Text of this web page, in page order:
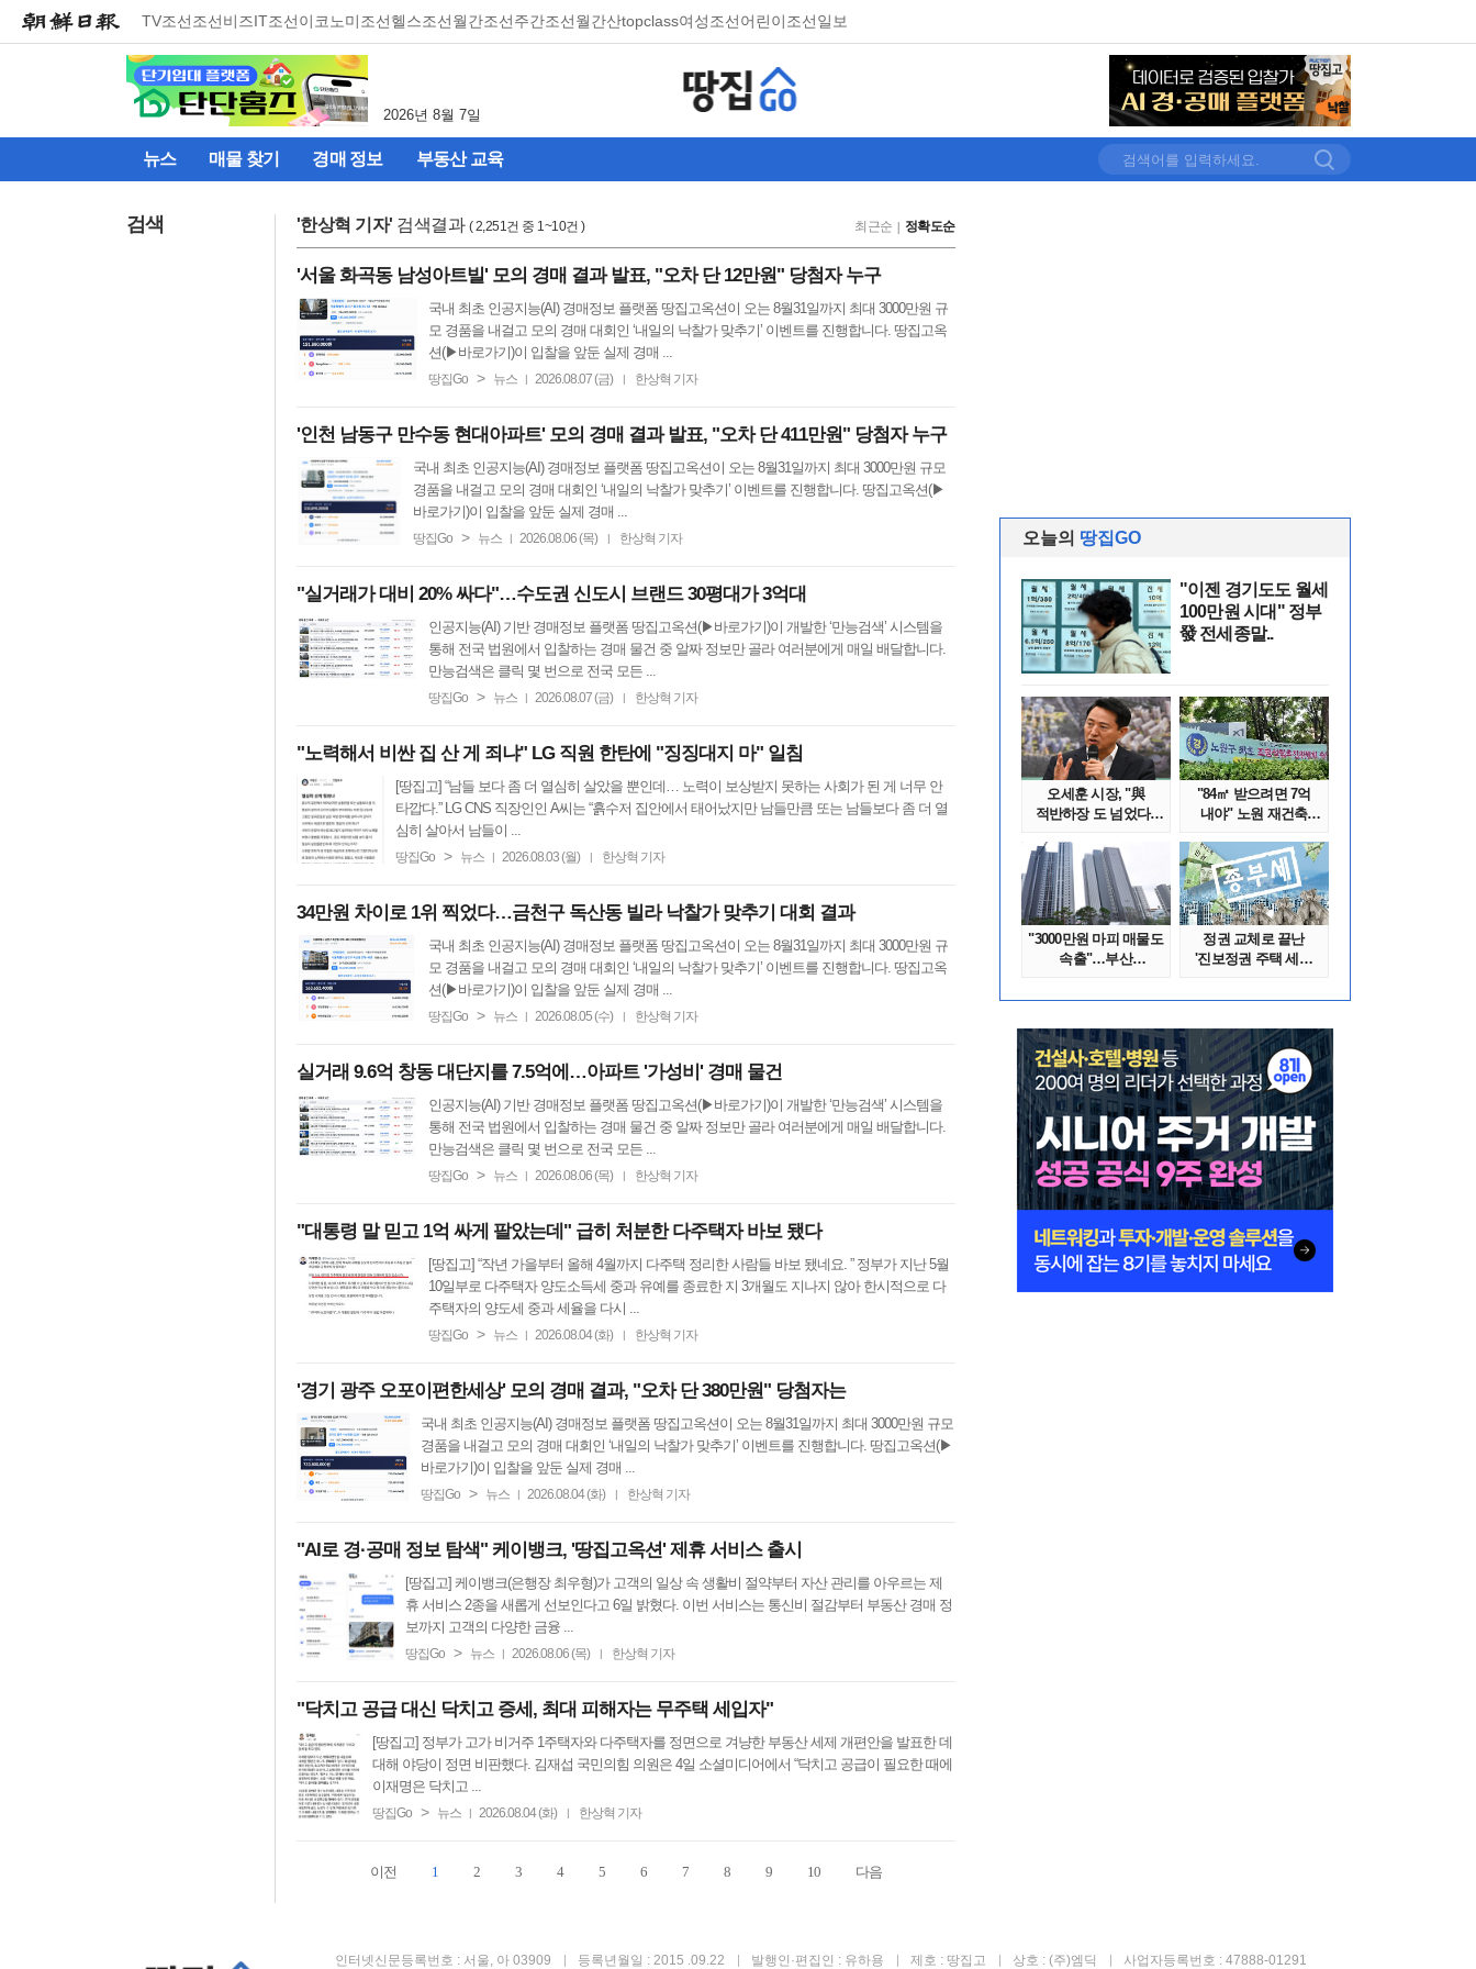
TV조선조선비즈IT조선이코노미조선헬스조선월간조선주간조선월간산topclass여성조선어린이조선일보
2026년 8월 7일
뉴스 매물 찾기 경매 정보 부동산 교육
검색 '한상혁 기자' 검색결과 ( 2,251건 중 1~10건 ) 최근순 정확도순
'서울 화곡동 남성아트빌' 모의 경매 결과 발표, "오차 단 12만원" 당첨자 누구
국내 최초 인공지능(AI) 경매정보 플랫폼 땅집고옥션이 오는 8월31일까지 최대 3000만원 규
모 경품을 내걸고 모의 경매 대회인 ‘내일의 낙찰가 맞추기’ 이벤트를 진행합니다. 땅집고옥
션(▶바로가기)이 입찰을 앞둔 실제 경매 ...
땅집Go > 뉴스 | 2026.08.07 (금) | 한상혁 기자
'인천 남동구 만수동 현대아파트' 모의 경매 결과 발표, "오차 단 411만원" 당첨자 누구
국내 최초 인공지능(AI) 경매정보 플랫폼 땅집고옥션이 오는 8월31일까지 최대 3000만원 규모
경품을 내걸고 모의 경매 대회인 ‘내일의 낙찰가 맞추기’ 이벤트를 진행합니다. 땅집고옥션(▶
바로가기)이 입찰을 앞둔 실제 경매 ...
땅집Go > 뉴스 | 2026.08.06 (목) | 한상혁 기자
"실거래가 대비 20% 싸다"…수도권 신도시 브랜드 30평대가 3억대
인공지능(AI) 기반 경매정보 플랫폼 땅집고옥션(▶바로가기)이 개발한 ‘만능검색’ 시스템을
통해 전국 법원에서 입찰하는 경매 물건 중 알짜 정보만 골라 여러분에게 매일 배달합니다.
만능검색은 클릭 몇 번으로 전국 모든 ...
땅집Go > 뉴스 | 2026.08.07 (금) | 한상혁 기자
"노력해서 비싼 집 산 게 죄냐" LG 직원 한탄에 "징징대지 마" 일침
[땅집고] “남들 보다 좀 더 열심히 살았을 뿐인데… 노력이 보상받지 못하는 사회가 된 게 너무 안
타깝다.” LG CNS 직장인인 A씨는 “흙수저 집안에서 태어났지만 남들만큼 또는 남들보다 좀 더 열
심히 살아서 남들이 ...
땅집Go > 뉴스 | 2026.08.03 (월) | 한상혁 기자
34만원 차이로 1위 찍었다…금천구 독산동 빌라 낙찰가 맞추기 대회 결과
국내 최초 인공지능(AI) 경매정보 플랫폼 땅집고옥션이 오는 8월31일까지 최대 3000만원 규
모 경품을 내걸고 모의 경매 대회인 ‘내일의 낙찰가 맞추기’ 이벤트를 진행합니다. 땅집고옥
션(▶바로가기)이 입찰을 앞둔 실제 경매 ...
땅집Go > 뉴스 | 2026.08.05 (수) | 한상혁 기자
실거래 9.6억 창동 대단지를 7.5억에…아파트 '가성비' 경매 물건
인공지능(AI) 기반 경매정보 플랫폼 땅집고옥션(▶바로가기)이 개발한 ‘만능검색’ 시스템을
통해 전국 법원에서 입찰하는 경매 물건 중 알짜 정보만 골라 여러분에게 매일 배달합니다.
만능검색은 클릭 몇 번으로 전국 모든 ...
땅집Go > 뉴스 | 2026.08.06 (목) | 한상혁 기자
"대통령 말 믿고 1억 싸게 팔았는데" 급히 처분한 다주택자 바보 됐다
[땅집고] “작년 가을부터 올해 4월까지 다주택 정리한 사람들 바보 됐네요. ” 정부가 지난 5월
10일부로 다주택자 양도소득세 중과 유예를 종료한 지 3개월도 지나지 않아 한시적으로 다
주택자의 양도세 중과 세율을 다시 ...
땅집Go > 뉴스 | 2026.08.04 (화) | 한상혁 기자
'경기 광주 오포이편한세상' 모의 경매 결과, "오차 단 380만원" 당첨자는
국내 최초 인공지능(AI) 경매정보 플랫폼 땅집고옥션이 오는 8월31일까지 최대 3000만원 규모
경품을 내걸고 모의 경매 대회인 ‘내일의 낙찰가 맞추기’ 이벤트를 진행합니다. 땅집고옥션(▶
바로가기)이 입찰을 앞둔 실제 경매 ...
땅집Go > 뉴스 | 2026.08.04 (화) | 한상혁 기자
"AI로 경·공매 정보 탐색" 케이뱅크, '땅집고옥션' 제휴 서비스 출시
[땅집고] 케이뱅크(은행장 최우형)가 고객의 일상 속 생활비 절약부터 자산 관리를 아우르는 제
휴 서비스 2종을 새롭게 선보인다고 6일 밝혔다. 이번 서비스는 통신비 절감부터 부동산 경매 정
보까지 고객의 다양한 금융 ...
땅집Go > 뉴스 | 2026.08.06 (목) | 한상혁 기자
"닥치고 공급 대신 닥치고 증세, 최대 피해자는 무주택 세입자"
[땅집고] 정부가 고가 비거주 1주택자와 다주택자를 정면으로 겨냥한 부동산 세제 개편안을 발표한 데
대해 야당이 정면 비판했다. 김재섭 국민의힘 의원은 4일 소셜미디어에서 “닥치고 공급이 필요한 때에
이재명은 닥치고 ...
땅집Go > 뉴스 | 2026.08.04 (화) | 한상혁 기자
이전 1 2 3 4 5 6 7 8 9 10 다음
오늘의 땅집GO
"이젠 경기도도 월세
100만원 시대" 정부
發 전세종말..
오세훈 시장, "與
적반하장 도 넘었다"
"84㎡ 받으려면 7억
내야" 노원 재건축
"3000만원 마피 매물도
속출"…부산
정권 교체로 끝난
'진보정권 주택 세금
인터넷신문등록번호 : 서울, 아 03909 등록년월일 : 2015 .09.22 발행인·편집인 : 유하용 제호 : 땅집고 상호 : (주)엠딕 사업자등록번호 : 47888-01291